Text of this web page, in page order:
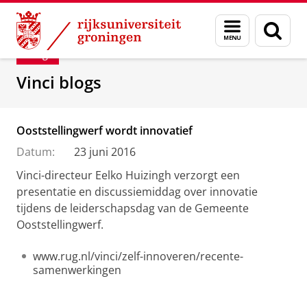
Skip
Content
Skip
Navigation
Menu
en
zoeken
Department of Innovation Management &
Blog
Vinci blogs
Ooststellingwerf wordt innovatief
Datum:
23 juni 2016
Vinci-directeur Eelko Huizingh verzorgt een
presentatie en discussiemiddag over innovatie
tijdens de leiderschapsdag van de Gemeente
Ooststellingwerf.
www.rug.nl/vinci/zelf-innoveren/recente-
samenwerkingen